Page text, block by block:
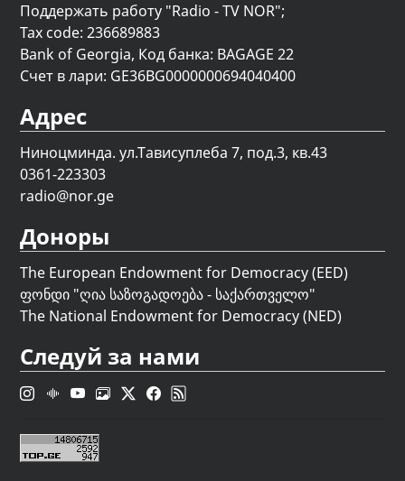
Поддержать работу "Radio - TV NOR";
Tax code: 236689883
Bank of Georgia, Код банка: BAGAGE 22
Счет в лари: GE36BG0000000694040400
Адрес
Ниноцминда. ул.Тависуплеба 7, под.3, кв.43
0361-223303
radio@nor.ge
Доноры
The European Endowment for Democracy (EED)
ფონდი "ღია საზოგადოება - საქართველო"
The National Endowment for Democracy (NED)
Следуй за нами